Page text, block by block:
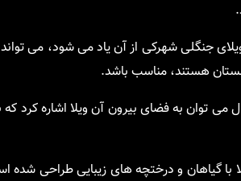
جنگلی شهرکی از آن یاد می شود، می
هستند، مناسب باشد.
می توان به فضای بیرون آن ویلا اشاره
با گیاهان و درختچه های زیبایی طراحی شده